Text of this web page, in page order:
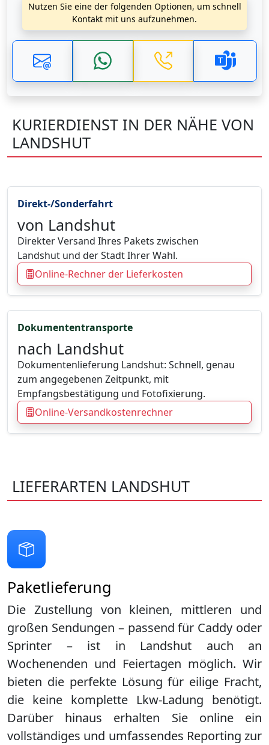
Nutzen Sie eine der folgenden Optionen, um schnell
Kontakt mit uns aufzunehmen.
KURIERDIENST IN DER NÄHE VON
LANDSHUT
Direkt-/Sonderfahrt
von Landshut
Direkter Versand Ihres Pakets zwischen
Landshut und der Stadt Ihrer Wahl.
Online-Rechner der Lieferkosten
Dokumententransporte
nach Landshut
Dokumentenlieferung Landshut: Schnell, genau
zum angegebenen Zeitpunkt, mit
Empfangsbestätigung und Fotofixierung.
Online-Versandkostenrechner
LIEFERARTEN LANDSHUT
Paketlieferung
Die Zustellung von kleinen, mittleren und
großen Sendungen – passend für Caddy oder
Sprinter – ist in Landshut auch an
Wochenenden und Feiertagen möglich. Wir
bieten die perfekte Lösung für eilige Fracht,
die keine komplette Lkw-Ladung benötigt.
Darüber hinaus erhalten Sie online ein
vollständiges und umfassendes Reporting zur